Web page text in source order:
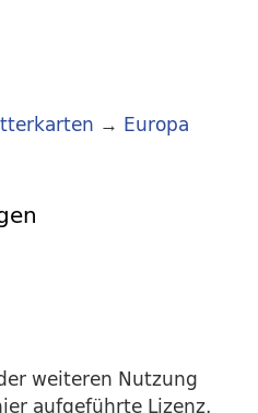
→ Europa
weiteren Nutzung
aufgeführte Lizenz.